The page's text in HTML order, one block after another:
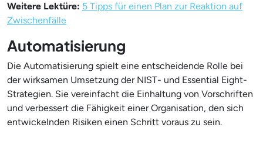
Weitere Lektüre: 5 Tipps für einen Plan zur Reaktion auf
Zwischenfälle
Automatisierung
Die Automatisierung spielt eine entscheidende Rolle bei
der wirksamen Umsetzung der NIST- und Essential Eight-
Strategien. Sie vereinfacht die Einhaltung von Vorschriften
und verbessert die Fähigkeit einer Organisation, den sich
entwickelnden Risiken einen Schritt voraus zu sein.